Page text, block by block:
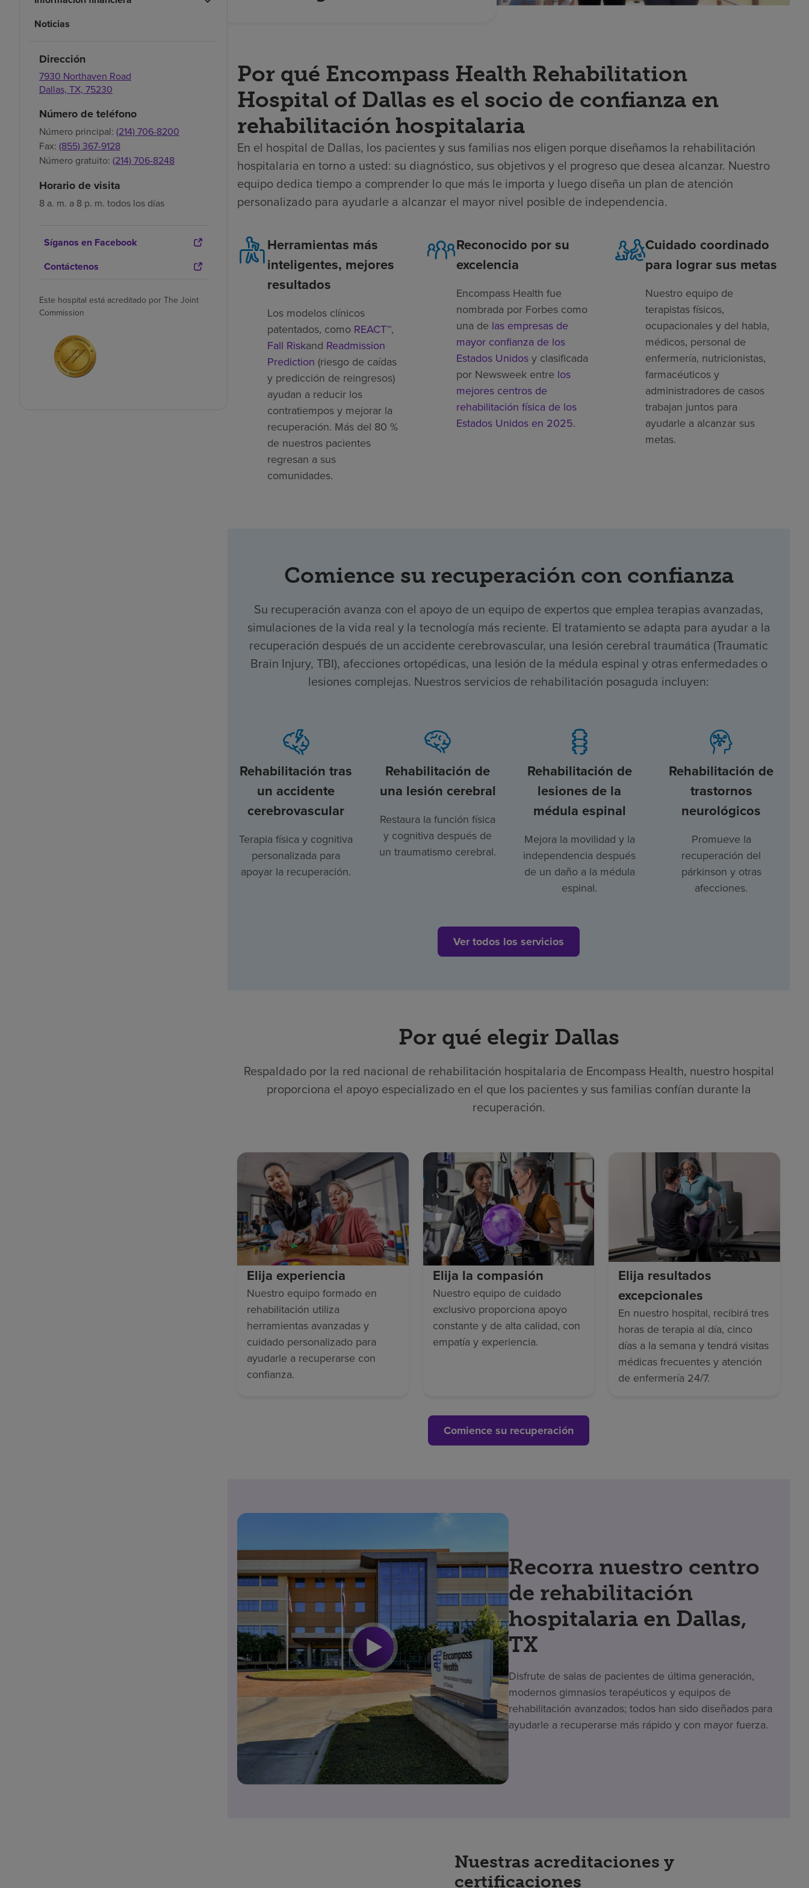
Noticias
Dirección
7930 Northaven Road
Dallas, TX, 75230
Número de teléfono
Número principal: (214) 706-8200
Fax: (855) 367-9128
Número gratuito: (214) 706-8248
Horario de visita
8 a. m. a 8 p. m. todos los días
Síganos en Facebook
Contáctenos
Este hospital está acreditado por The Joint
Commission
Por qué Encompass Health Rehabilitation
Hospital of Dallas es el socio de confianza en
rehabilitación hospitalaria
En el hospital de Dallas, los pacientes y sus familias nos eligen porque diseñamos la rehabilitación
hospitalaria en torno a usted: su diagnóstico, sus objetivos y el progreso que desea alcanzar. Nuestro
equipo dedica tiempo a comprender lo que más le importa y luego diseña un plan de atención
personalizado para ayudarle a alcanzar el mayor nivel posible de independencia.
Herramientas más
inteligentes, mejores
resultados
Los modelos clínicos
patentados, como REACT™,
Fall Riskand Readmission
Prediction (riesgo de caídas
y predicción de reingresos)
ayudan a reducir los
contratiempos y mejorar la
recuperación. Más del 80 %
de nuestros pacientes
regresan a sus
comunidades.
Reconocido por su
excelencia
Encompass Health fue
nombrada por Forbes como
una de las empresas de
mayor confianza de los
Estados Unidosy clasificada
por Newsweek entre los
mejores centros de
rehabilitación física de los
Estados Unidos en 2025.
Cuidado coordinado
para lograr sus metas
Nuestro equipo de
terapistas físicos,
ocupacionales y del habla,
médicos, personal de
enfermería, nutricionistas,
farmacéuticos y
administradores de casos
trabajan juntos para
ayudarle a alcanzar sus
metas.
Comience su recuperación con confianza
Su recuperación avanza con el apoyo de un equipo de expertos que emplea terapias avanzadas,
simulaciones de la vida real y la tecnología más reciente. El tratamiento se adapta para ayudar a la
recuperación después de un accidente cerebrovascular, una lesión cerebral traumática (Traumatic
Brain Injury, TBI), afecciones ortopédicas, una lesión de la médula espinal y otras enfermedades o
lesiones complejas. Nuestros servicios de rehabilitación posaguda incluyen:
Rehabilitación tras
un accidente
cerebrovascular
Terapia física y cognitiva
personalizada para
apoyar la recuperación.
Rehabilitación de
una lesión cerebral
Restaura la función física
y cognitiva después de
un traumatismo cerebral.
Rehabilitación de
lesiones de la
médula espinal
Mejora la movilidad y la
independencia después
de un daño a la médula
espinal.
Rehabilitación de
trastornos
neurológicos
Promueve la
recuperación del
párkinson y otras
afecciones.
Ver todos los servicios
Por qué elegir Dallas
Respaldado por la red nacional de rehabilitación hospitalaria de Encompass Health, nuestro hospital
proporciona el apoyo especializado en el que los pacientes y sus familias confían durante la
recuperación.
Elija experiencia
Nuestro equipo formado en
rehabilitación utiliza
herramientas avanzadas y
cuidado personalizado para
ayudarle a recuperarse con
confianza.
Elija la compasión
Nuestro equipo de cuidado
exclusivo proporciona apoyo
constante y de alta calidad, con
empatía y experiencia.
Elija resultados
excepcionales
En nuestro hospital, recibirá tres
horas de terapia al día, cinco
días a la semana y tendrá visitas
médicas frecuentes y atención
de enfermería 24/7.
Comience su recuperación
Recorra nuestro centro
de rehabilitación
hospitalaria en Dallas,
TX
Disfrute de salas de pacientes de última generación,
modernos gimnasios terapéuticos y equipos de
rehabilitación avanzados; todos han sido diseñados para
ayudarle a recuperarse más rápido y con mayor fuerza.
Nuestras acreditaciones y
certificaciones